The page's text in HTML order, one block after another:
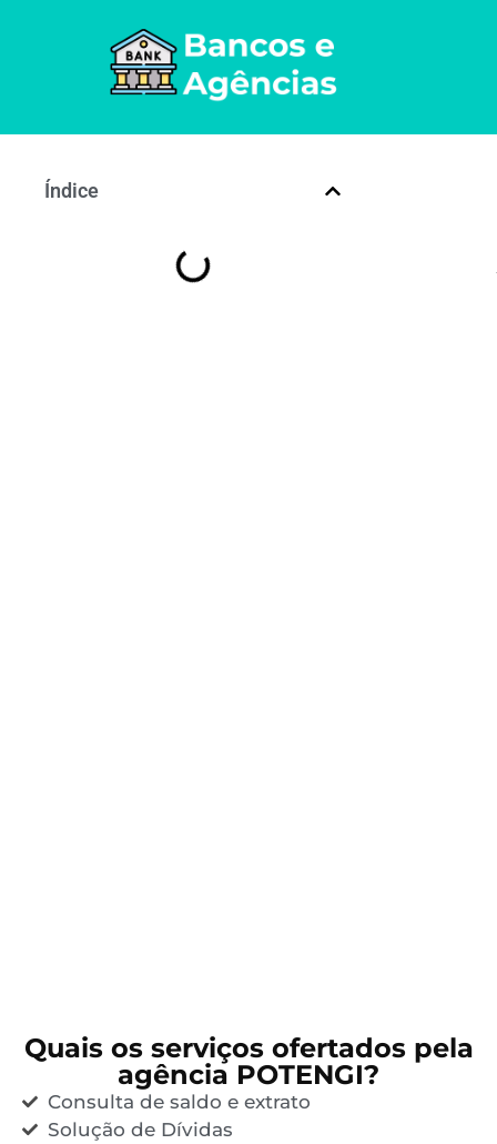
Índice
Quais os serviços ofertados pela
agência POTENGI?
Consulta de saldo e extrato
Solução de Dívidas